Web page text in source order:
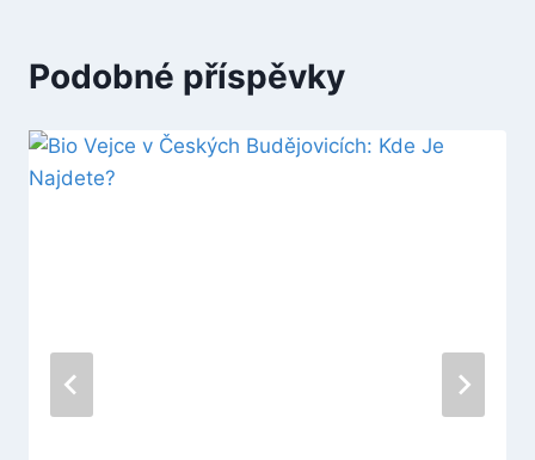
Podobné příspěvky